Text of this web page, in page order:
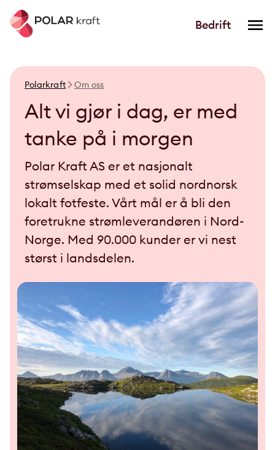
Bedrift
Polarkraft Om oss
Alt vi gjør i dag, er med
tanke på i morgen
Polar Kraft AS er et nasjonalt
strømselskap med et solid nordnorsk
lokalt fotfeste. Vårt mål er å bli den
foretrukne strømleverandøren i Nord-
Norge. Med 90.000 kunder er vi nest
størst i landsdelen.